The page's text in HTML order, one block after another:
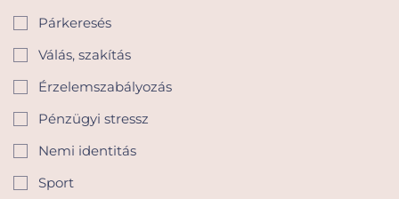
Párkeresés
Válás, szakítás
Érzelemszabályozás
Pénzügyi stressz
Nemi identitás
Sport